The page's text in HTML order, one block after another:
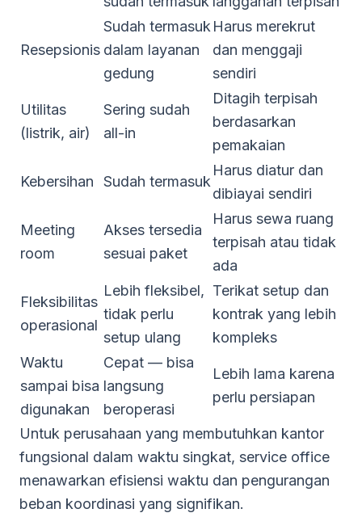
Resepsionis
Sudah termasuk
dalam layanan
gedung
Harus merekrut
dan menggaji
sendiri
Utilitas
(listrik, air)
Sering sudah
all-in
Ditagih terpisah
berdasarkan
pemakaian
Kebersihan Sudah termasuk
Harus diatur dan
dibiayai sendiri
Meeting
room
Akses tersedia
sesuai paket
Harus sewa ruang
terpisah atau tidak
ada
Fleksibilitas
operasional
Lebih fleksibel,
tidak perlu
setup ulang
Terikat setup dan
kontrak yang lebih
kompleks
Waktu
sampai bisa
digunakan
Cepat — bisa
langsung
beroperasi
Lebih lama karena
perlu persiapan
Untuk perusahaan yang membutuhkan kantor
fungsional dalam waktu singkat, service office
menawarkan efisiensi waktu dan pengurangan
beban koordinasi yang signifikan.